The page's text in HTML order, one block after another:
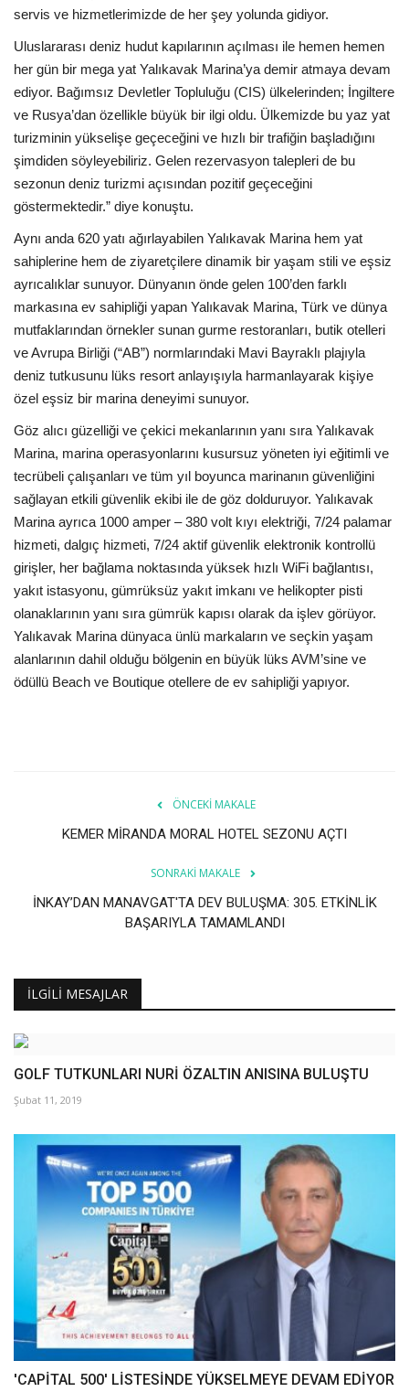
servis ve hizmetlerimizde de her şey yolunda gidiyor.
Uluslararası deniz hudut kapılarının açılması ile hemen hemen
her gün bir mega yat Yalıkavak Marina’ya demir atmaya devam
ediyor. Bağımsız Devletler Topluluğu (CIS) ülkelerinden; İngiltere
ve Rusya’dan özellikle büyük bir ilgi oldu. Ülkemizde bu yaz yat
turizminin yükselişe geçeceğini ve hızlı bir trafiğin başladığını
şimdiden söyleyebiliriz. Gelen rezervasyon talepleri de bu
sezonun deniz turizmi açısından pozitif geçeceğini
göstermektedir.” diye konuştu.
Aynı anda 620 yatı ağırlayabilen Yalıkavak Marina hem yat
sahiplerine hem de ziyaretçilere dinamik bir yaşam stili ve eşsiz
ayrıcalıklar sunuyor. Dünyanın önde gelen 100’den farklı
markasına ev sahipliği yapan Yalıkavak Marina, Türk ve dünya
mutfaklarından örnekler sunan gurme restoranları, butik otelleri
ve Avrupa Birliği (“AB”) normlarındaki Mavi Bayraklı plajıyla
deniz tutkusunu lüks resort anlayışıyla harmanlayarak kişiye
özel eşsiz bir marina deneyimi sunuyor.
Göz alıcı güzelliği ve çekici mekanlarının yanı sıra Yalıkavak
Marina, marina operasyonlarını kusursuz yöneten iyi eğitimli ve
tecrübeli çalışanları ve tüm yıl boyunca marinanın güvenliğini
sağlayan etkili güvenlik ekibi ile de göz dolduruyor. Yalıkavak
Marina ayrıca 1000 amper – 380 volt kıyı elektriği, 7/24 palamar
hizmeti, dalgıç hizmeti, 7/24 aktif güvenlik elektronik kontrollü
girişler, her bağlama noktasında yüksek hızlı WiFi bağlantısı,
yakıt istasyonu, gümrüksüz yakıt imkanı ve helikopter pisti
olanaklarının yanı sıra gümrük kapısı olarak da işlev görüyor.
Yalıkavak Marina dünyaca ünlü markaların ve seçkin yaşam
alanlarının dahil olduğu bölgenin en büyük lüks AVM’sine ve
ödüllü Beach ve Boutique otellere de ev sahipliği yapıyor.
ÖNCEKI MAKALE
KEMER MİRANDA MORAL HOTEL SEZONU AÇTI
SONRAKI MAKALE
İNKAY’DAN MANAVGAT'TA DEV BULUŞMA: 305. ETKİNLİK
BAŞARIYLA TAMAMLANDI
İLGILI MESAJLAR
GOLF TUTKUNLARI NURİ ÖZALTIN ANISINA BULUŞTU
Şubat 11, 2019
'CAPİTAL 500' LİSTESİNDE YÜKSELMEYE DEVAM EDİYOR